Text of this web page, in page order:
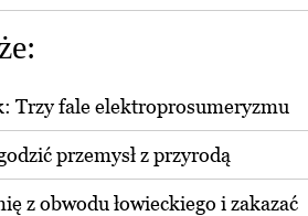
Trzy fale elektroprosumeryzmu
przemysł z przyrodą
z obwodu łowieckiego i zakazać